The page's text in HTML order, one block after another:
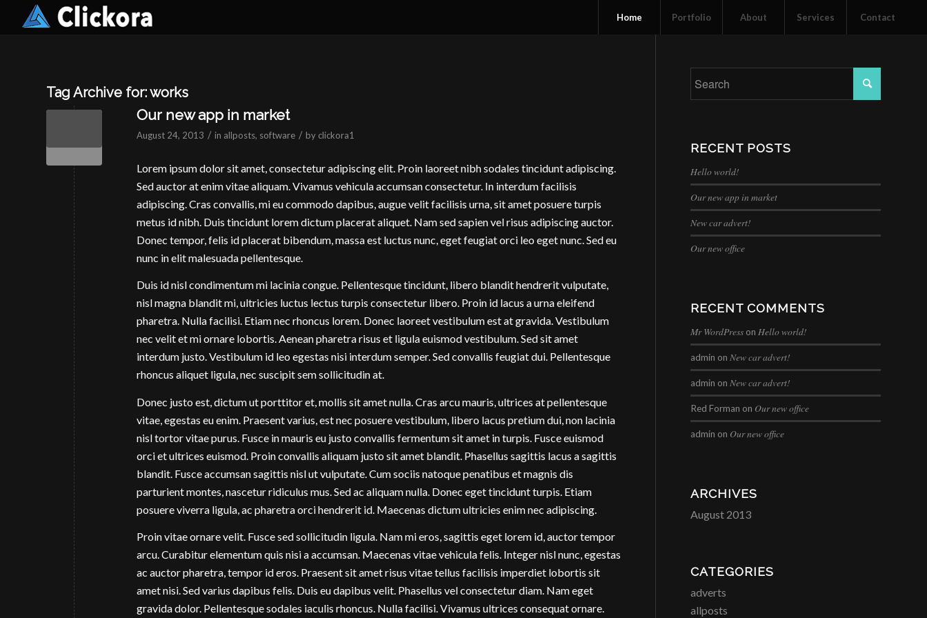
Home Portfolio About Services Contact
Tag Archive for:works
Our new app in market
August 24, 2013 / in allposts, software / by clickora1
Lorem ipsum dolor sit amet, consectetur adipiscing elit. Proin laoreet nibh sodales tincidunt adipiscing.
Sed auctor at enim vitae aliquam. Vivamus vehicula accumsan consectetur. In interdum facilisis
adipiscing. Cras convallis, mi eu commodo dapibus, augue velit facilisis urna, sit amet posuere turpis
metus id nibh. Duis tincidunt lorem dictum placerat aliquet. Nam sed sapien vel risus adipiscing auctor.
Donec tempor, felis id placerat bibendum, massa est luctus nunc, eget feugiat orci leo eget nunc. Sed eu
nunc in elit malesuada pellentesque.
Duis id nisl condimentum mi lacinia congue. Pellentesque tincidunt, libero blandit hendrerit vulputate,
nisl magna blandit mi, ultricies luctus lectus turpis consectetur libero. Proin id lacus a urna eleifend
pharetra. Nulla facilisi. Etiam nec rhoncus lorem. Donec laoreet vestibulum est at gravida. Vestibulum
nec velit et mi ornare lobortis. Aenean pharetra risus et ligula euismod vestibulum. Sed sit amet
interdum justo. Vestibulum id leo egestas nisi interdum semper. Sed convallis feugiat dui. Pellentesque
rhoncus aliquet ligula, nec suscipit sem sollicitudin at.
Donec justo est, dictum ut porttitor et, mollis sit amet nulla. Cras arcu mauris, ultrices at pellentesque
vitae, egestas eu enim. Praesent varius, est nec posuere vestibulum, libero lacus pretium dui, non lacinia
nisl tortor vitae purus. Fusce in mauris eu justo convallis fermentum sit amet in turpis. Fusce euismod
orci et ultrices euismod. Proin convallis aliquam justo sit amet blandit. Phasellus sagittis lacus a sagittis
blandit. Fusce accumsan sagittis nisl ut vulputate. Cum sociis natoque penatibus et magnis dis
parturient montes, nascetur ridiculus mus. Sed ac aliquam nulla. Donec eget tincidunt turpis. Etiam
posuere viverra ligula, ac pharetra orci hendrerit id. Maecenas dictum ultricies enim nec adipiscing.
Proin vitae ornare velit. Fusce sed sollicitudin ligula. Nam mi eros, sagittis eget lorem id, auctor tempor
arcu. Curabitur elementum quis nisi a accumsan. Maecenas vitae vehicula felis. Integer nisl nunc, egestas
ac auctor pharetra, tempor id eros. Praesent sit amet risus vitae tellus facilisis imperdiet lobortis sit
amet nisi. Sed varius dapibus felis. Duis eu dapibus velit. Phasellus vel consectetur diam. Nam eget
gravida dolor. Pellentesque sodales iaculis rhoncus. Nulla facilisi. Vivamus ultrices consequat ornare.
RECENT POSTS
Hello world!
Our new app in market
New car advert!
Our new office
RECENT COMMENTS
Mr WordPress on Hello world!
admin on New car advert!
admin on New car advert!
Red Forman on Our new office
admin on Our new office
ARCHIVES
August 2013
CATEGORIES
adverts
allposts